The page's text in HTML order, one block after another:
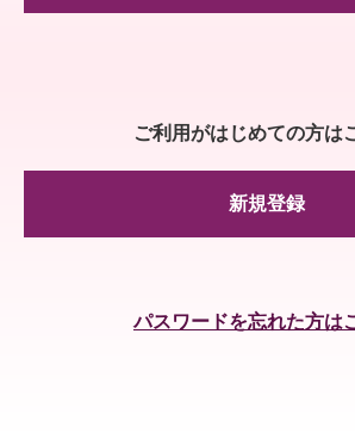
ご利用がはじめての方は
新規登録
パスワードを忘れた方は